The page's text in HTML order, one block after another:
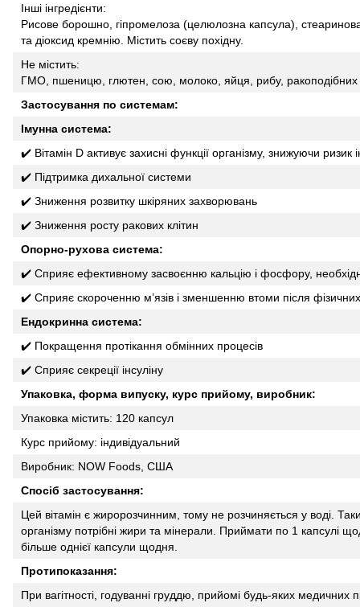
Інші інгредієнти:
Рисове борошно, гіпромелоза (целюлозна капсула),
та діоксид кремнію. Містить соєву похідну.
Не містить:
ГМО, пшеницю, глютен, сою, молоко, яйця, рибу, ракоподібних
Застосування по системам:
Імунна система:
✔️ Вітамін D активує захисні функції організму, знижуючи ризик
✔️ Підтримка дихальної системи
✔️ Зниження розвитку шкіряних захворювань
✔️ Зниження росту ракових клітин
Опорно-рухова система:
✔️ Сприяє ефективному засвоєнню кальцію і фосфору,
✔️ Сприяє скороченню м’язів і зменшенню втоми після
Ендокринна система:
✔️ Покращення протікання обмінних процесів
✔️ Сприяє секреції інсуліну
Упаковка, форма випуску, курс прийому, виробник:
Упаковка містить: 120 капсул
Курс прийому: індивідуальний
Виробник: NOW Foods, США
Спосіб застосування:
Цей вітамін є жиророзчинним, тому не розчиняється у воді.
організму потрібні жири та мінерали. Приймати по 1 капсулі
більше однієї капсули щодня.
Протипоказання:
При вагітності, годуванні груддю, прийомі будь-яких медичних